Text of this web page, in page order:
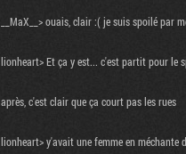
__MaX__> ouais, clair :( je suis spoilé par
lionheart> Et ça y est... c'est partit pour le
après, c'est clair que ça court pas les rues
lionheart> y'avait une femme en méchante